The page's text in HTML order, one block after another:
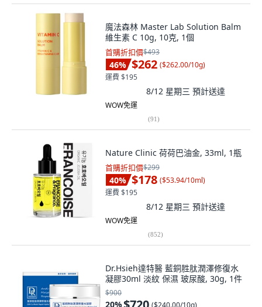
魔法森林 Master Lab Solution Balm
維生素 C 10g, 10克, 1個
首購折扣價$493
46% $262 ($262.00/10g)
運費 $195
8/12 星期三 預計送達
WOW免運
(91)
Nature Clinic 荷荷巴油金, 33ml, 1瓶
首購折扣價$299
40% $178 ($53.94/10ml)
運費 $195
8/12 星期三 預計送達
WOW免運
(852)
Dr.Hsieh達特醫 藍銅胜肽潤澤修復水
凝膠30ml 淡紋 保濕 玻尿酸, 30g, 1件
$900
20% ($240.00/10g)